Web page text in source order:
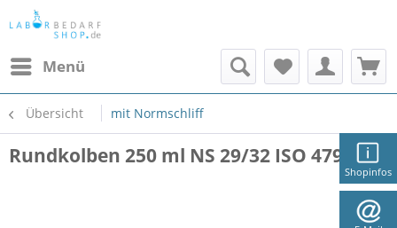
Shopinfos
Menü
Übersicht mit Normschliff
Rundkolben 250 ml NS 29/32 ISO 4797